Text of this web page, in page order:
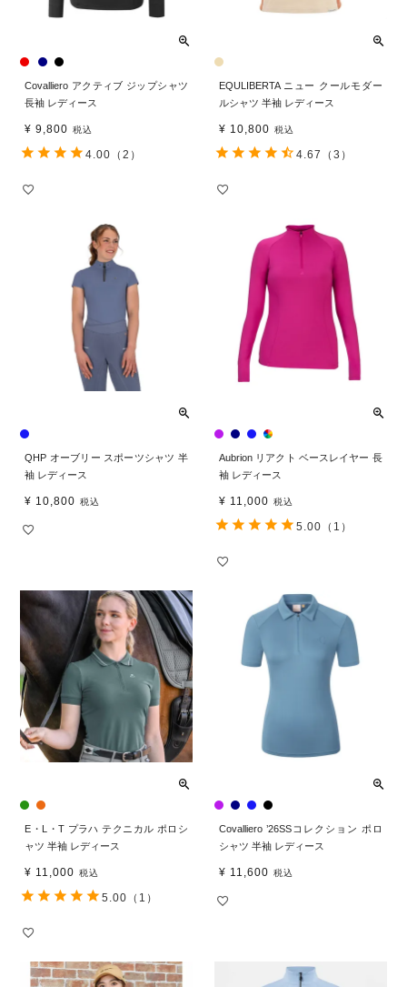
Covalliero アクティブ ジップシャツ
長袖 レディース
¥ 9,800 税込
4.00 （2）
EQULIBERTA ニュー クールモダー
ルシャツ 半袖 レディース
¥ 10,800 税込
4.67 （3）
QHP オーブリー スポーツシャツ 半
袖 レディース
¥ 10,800 税込
Aubrion リアクト ベースレイヤー 長
袖 レディース
¥ 11,000 税込
5.00 （1）
E・L・T プラハ テクニカル ポロシ
ャツ 半袖 レディース
¥ 11,000 税込
5.00 （1）
Covalliero ’26SSコレクション ポロ
シャツ 半袖 レディース
¥ 11,600 税込